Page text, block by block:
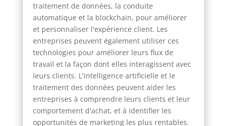
traitement de données, la conduite
automatique et la blockchain, pour améliorer
et personnaliser l'expérience client. Les
entreprises peuvent également utiliser ces
technologies pour améliorer leurs flux de
travail et la façon dont elles interagissent avec
leurs clients. L'intelligence artificielle et le
traitement des données peuvent aider les
entreprises à comprendre leurs clients et leur
comportement d'achat, et à identifier les
opportunités de marketing les plus rentables.